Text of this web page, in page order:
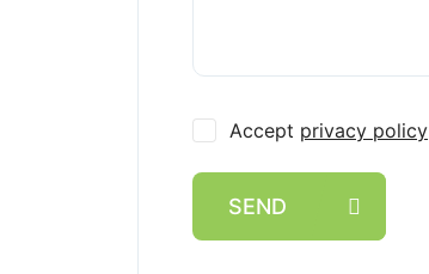
Accept privacy policy
SEND